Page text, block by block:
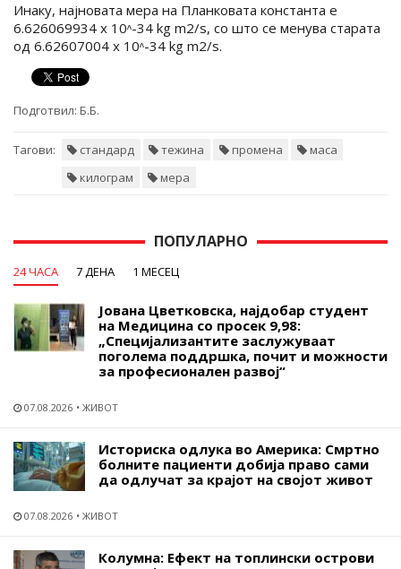
Инаку, најновата мера на Планковата константа е
6.626069934 х 10ᶺ-34 kg m2/s, со што се менува старата
од 6.62607004 х 10ᶺ-34 kg m2/s.
Подготвил: Б.Б.
Тагови: стандард тежина промена
маса
килограм
мера
ПОПУЛАРНО
24 ЧАСА 7 ДЕНА 1 МЕСЕЦ
Јована Цветковска, најдобар студент
на Медицина со просек 9,98:
„Специјализантите заслужуваат
поголема поддршка, почит и можности
за професионален развој“
07.08.2026 ЖИВОТ
Историска одлука во Америка: Смртно
болните пациенти добија право сами
да одлучат за крајот на својот живот
07.08.2026 ЖИВОТ
Колумна: Ефект на топлински острови